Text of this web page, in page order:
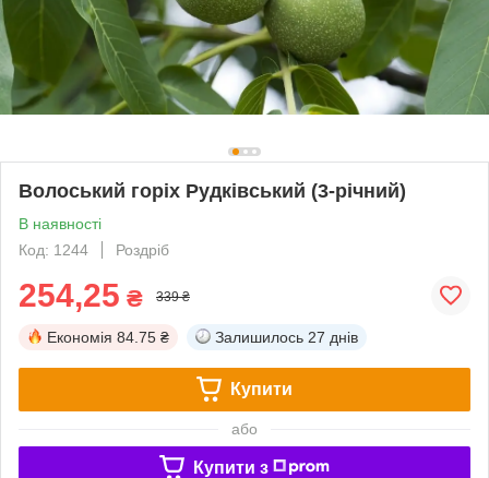
Волоський горіх Рудківський (3-річний)
В наявності
Код: 1244
Роздріб
254,25 ₴ 339 ₴
Економія 84.75 ₴ Залишилось 27 днів
Купити
або
Купити з